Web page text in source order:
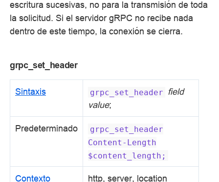
escritura sucesivas, no para la transmisión de toda
la solicitud. Si el servidor gRPC no recibe nada
dentro de este tiempo, la conexión se cierra.
grpc_set_header
Sintaxis grpc_set_header field
value;
Predeterminado
grpc_set_header
Content-Length
$content_length;
Contexto http, server, location